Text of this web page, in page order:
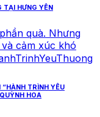
TẠI HƯNG YÊN
TRÌNH YÊU
HOA